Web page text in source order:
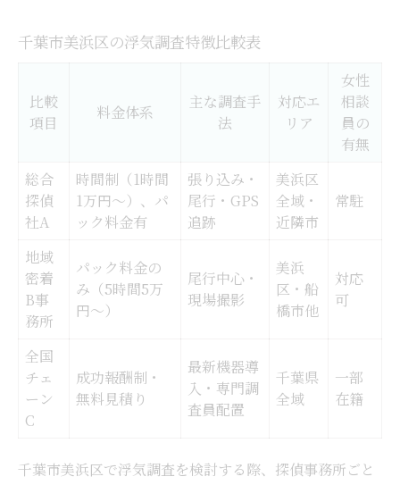
千葉市美浜区の浮気調査特徴比較表
比較
項目
料金体系
主な調査手
法
対応エ
リア
女性
相談
員の
有無
総合
探偵
社A
時間制（1時間
1万円〜）、パ
ック料金有
張り込み・
尾行・GPS
追跡
美浜区
全域・
近隣市
常駐
地域
密着
B事
務所
パック料金の
み（5時間5万
円〜）
尾行中心・
現場撮影
美浜
区・船
橋市他
対応
可
全国
チェ
ーン
C
成功報酬制・
無料見積り
最新機器導
入・専門調
査員配置
千葉県
全域
一部
在籍
千葉市美浜区で浮気調査を検討する際、探偵事務所ごと